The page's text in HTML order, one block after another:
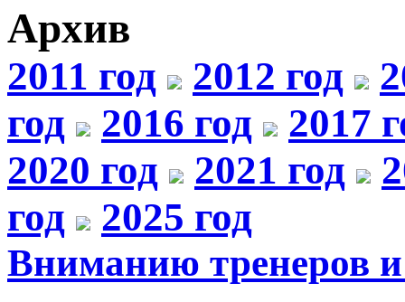
Архив
2011 год 2012 год
год
2016 год
2017
2020 год
2021 год
год
2025 год
Вниманию тренеров